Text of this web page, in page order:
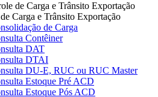
de Carga e Trânsito Exportação
Carga e Trânsito Exportação
de Carga
Contêiner
DAT
DTAI
DU-E, RUC ou RUC Master
Estoque Pré ACD
Estoque Pós ACD